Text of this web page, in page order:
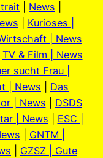
News
Kurioses |
| News
TV & Film | News
sucht Frau |
| News
Das
| News
DSDS
| News
ESC |
GNTM |
GZSZ | Gute